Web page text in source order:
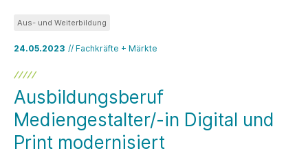
24.05.2023 // Fachkräfte + Märkte
Aus- und Weiterbildung
Ausbildungsberuf
Mediengestalter/-in Digital und
Print modernisiert